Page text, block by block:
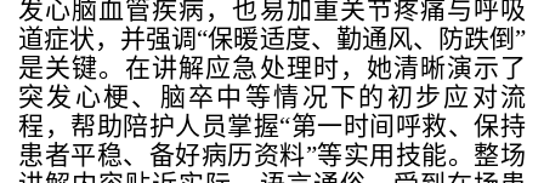
发心脑血管疾病，也易加重关节疼痛与呼吸
道症状，并强调“保暖适度、勤通风、防跌倒”
是关键。在讲解应急处理时，她清晰演示了
突发心梗、脑卒中等情况下的初步应对流
程，帮助陪护人员掌握“第一时间呼救、保持
患者平稳、备好病历资料”等实用技能。整场